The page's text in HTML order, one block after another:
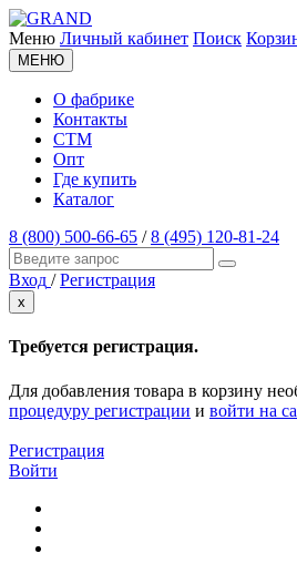
Меню Личный кабинет Поиск
МЕНЮ
О фабрике
Контакты
СТМ
Опт
Где купить
Каталог
8 (800) 500-66-65 /8 (495) 120-81-24
Вход / Регистрация
x
Требуется регистрация.
Для добавления товара в корзину
процедуру регистрации и войти на
Регистрация
Войти